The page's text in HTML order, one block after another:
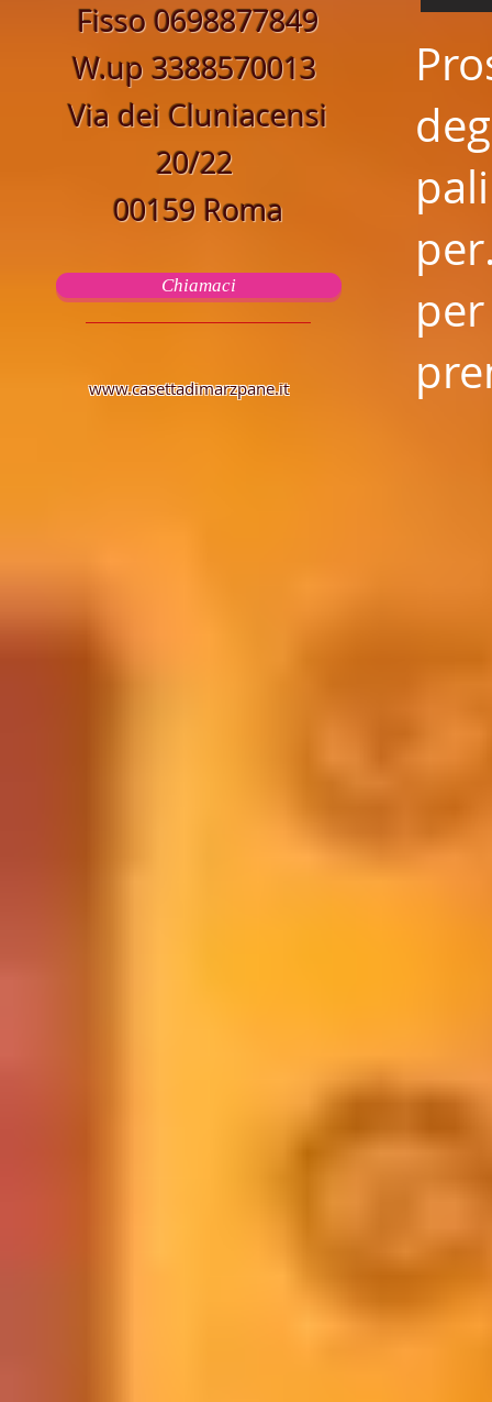
Fisso 0698877849
W.up 3388570013
Via dei Cluniacensi
20/22
00159 Roma
Chiamaci
www.casettadimarzpane.it